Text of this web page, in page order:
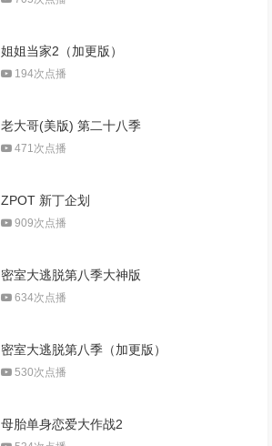
姐姐当家2（加更版）
194次点播
老大哥(美版) 第二十八季
471次点播
ZPOT 新丁企划
909次点播
密室大逃脱第八季大神版
634次点播
密室大逃脱第八季（加更版）
530次点播
母胎单身恋爱大作战2